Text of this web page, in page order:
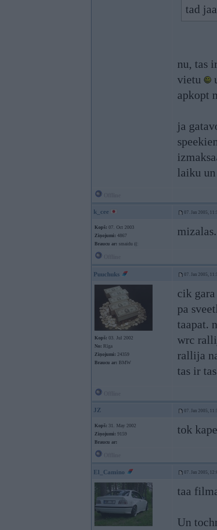
tad
nu, tas
vietu
apkopt
ja
laiku
k_cee 07. Jan 2005,
Kopš: 07. Oct 2003
Ziņojumi: 4867
Braucu ar: smaidu ((:
Puuchuks 07. Jan 2005,
Kopš: 03. Jul 2002
No: Rīga
Ziņojumi: 24359
Braucu ar: BMW
cik
pa
taapat.
wrc
rallija
tas ir
JZ 07. Jan 2005,
Kopš: 31. May 2002
Ziņojumi: 9159
Braucu ar:
tok
El_Camino 07. Jan 2005,
taa
Un